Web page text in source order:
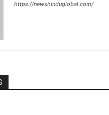
https://newshinduglobal.com/